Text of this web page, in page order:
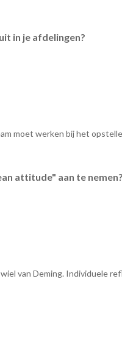
in je afdelingen?
moet werken bij het
attitude" aan te nemen?
van Deming. Individuele